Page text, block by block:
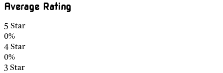
Average Rating
5 Star
0%
4 Star
0%
3 Star